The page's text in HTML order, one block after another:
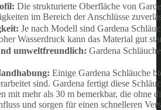
Die strukturierte Oberfläche von
im Bereich der Anschlüsse
Je nach Modell sind Gardena
Wasserdruck kann das Material gut
umweltfreundlich: Gardena
Einige Gardena Schläuche
sind. Gardena fertigt diese
mit mehr als 30 m bemerkbar, die ohne
und sorgen für einen schnelleren